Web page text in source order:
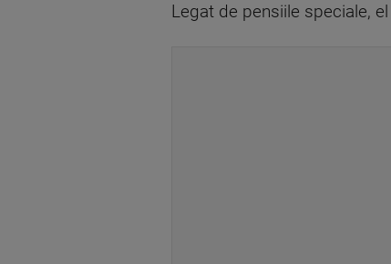
Legat de pensiile speciale,